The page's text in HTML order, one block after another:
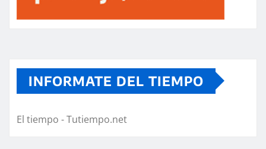
INFORMATE DEL TIEMPO
El tiempo - Tutiempo.net